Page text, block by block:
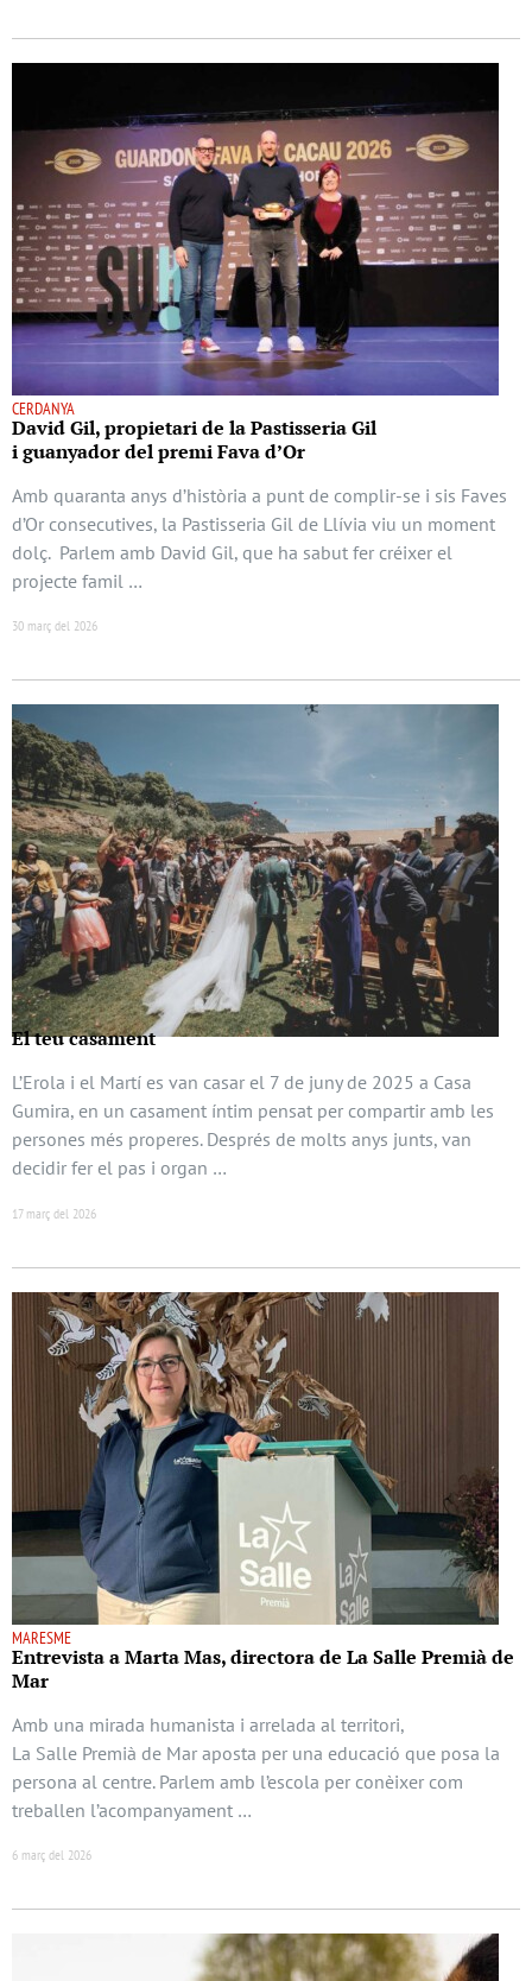
CERDANYA
David Gil, propietari de la Pastisseria Gil
i guanyador del premi Fava d’Or
Amb quaranta anys d’història a punt de complir-se i sis Faves
d’Or consecutives, la Pastisseria Gil de Llívia viu un moment
dolç. Parlem amb David Gil, que ha sabut fer créixer el
projecte famil …
30 març del 2026
El teu casament
L’Erola i el Martí es van casar el 7 de juny de 2025 a Casa
Gumira, en un casament íntim pensat per compartir amb les
persones més properes. Després de molts anys junts, van
decidir fer el pas i organ …
17 març del 2026
MARESME
Entrevista a Marta Mas, directora de La Salle Premià de
Mar
Amb una mirada humanista i arrelada al territori,
La Salle Premià de Mar aposta per una educació que posa la
persona al centre. Parlem amb l’escola per conèixer com
treballen l’acompanyament …
6 març del 2026